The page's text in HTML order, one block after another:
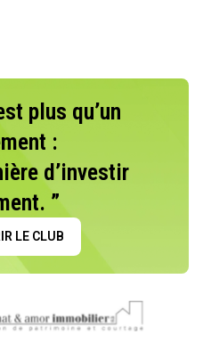
plus qu’un
:
d’investir
”
LE CLUB